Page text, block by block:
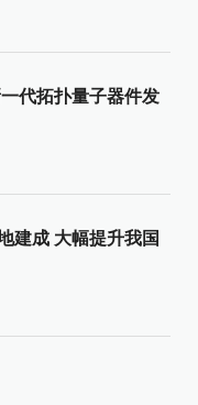
代拓扑量子器件发
建成 大幅提升我国